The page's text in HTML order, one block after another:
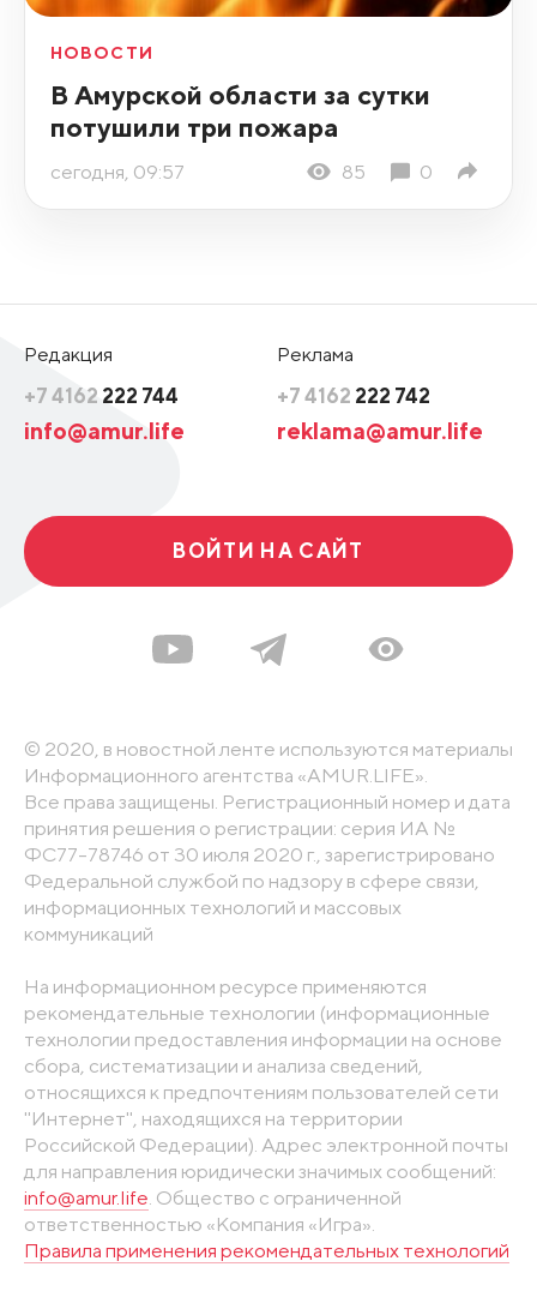
НОВОСТИ
В Амурской области за сутки
потушили три пожара
сегодня, 09:57 85 0
Редакция
+7 4162 222 744
info@amur.life
Реклама
+7 4162 222 742
reklama@amur.life
ВОЙТИ НА САЙТ
© 2020, в новостной ленте используются материалы
Информационного агентства «AMUR.LIFE».
Все права защищены. Регистрационный номер и дата
принятия решения о регистрации: серия ИА №
ФС77-78746 от 30 июля 2020 г., зарегистрировано
Федеральной службой по надзору в сфере связи,
информационных технологий и массовых
коммуникаций
На информационном ресурсе применяются
рекомендательные технологии (информационные
технологии предоставления информации на основе
сбора, систематизации и анализа сведений,
относящихся к предпочтениям пользователей сети
"Интернет", находящихся на территории
Российской Федерации). Адрес электронной почты
для направления юридически значимых сообщений:
info@amur.life. Общество с ограниченной
ответственностью «Компания «Игра».
Правила применения рекомендательных технологий